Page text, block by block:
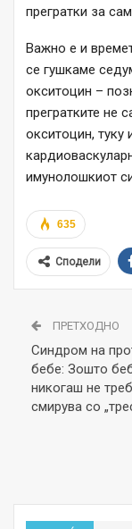
прегратки за
Важно е и
се гушкаме
окситоцин –
прегратките не
окситоцин, туку
имунолошкиот
635
Сподели
ПРЕТХОДНО
Синдром на
бебе: Зошто
никогаш не
смирува со